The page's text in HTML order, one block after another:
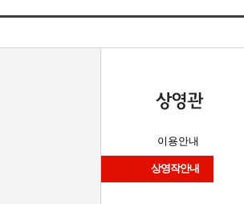
이용안내
상영작안내